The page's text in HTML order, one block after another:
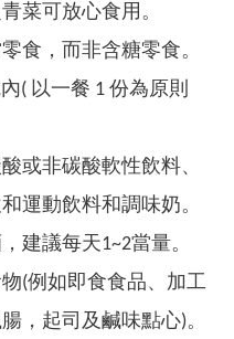
菜可放心食用。
食，而非含糖零食。
( 以一餐 1 份為原則
或非碳酸軟性飲料、
運動飲料和調味奶。
建議每天1~2當量。
(例如即食食品、加工
，起司及鹹味點心)。